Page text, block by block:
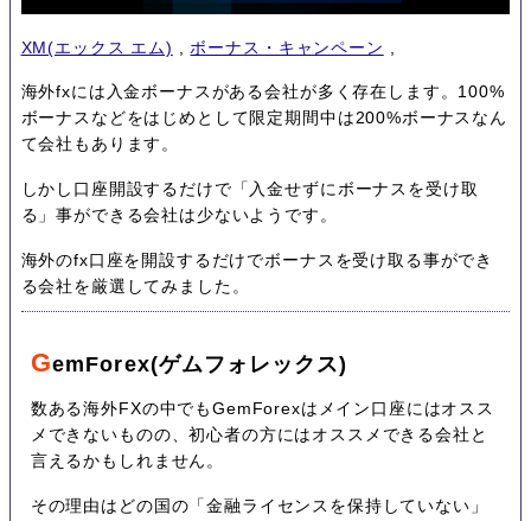
XM(エックス エム) ボーナス・キャンペーン
海外fxには入金ボーナスがある会社が多く存在します。100%
ボーナスなどをはじめとして限定期間中は200%ボーナスなん
て会社もあります。
しかし口座開設するだけで「入金せずにボーナスを受け取
る」事ができる会社は少ないようです。
海外のfx口座を開設するだけでボーナスを受け取る事ができ
る会社を厳選してみました。
GemForex(ゲムフォレックス)
数ある海外FXの中でもGemForexはメイン口座にはオスス
メできないものの、初心者の方にはオススメできる会社と
言えるかもしれません。
その理由はどの国の「金融ライセンスを保持していない」